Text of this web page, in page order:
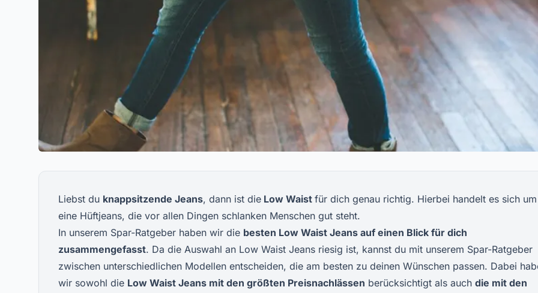
Liebst du knappsitzende Jeans, dann ist die Low Waist für dich genau richtig. Hierbei handelt es sich um
eine Hüftjeans, die vor allen Dingen schlanken Menschen gut steht.
In unserem Spar-Ratgeber haben wir die besten Low Waist Jeans auf einen Blick für dich
zusammengefasst. Da die Auswahl an Low Waist Jeans riesig ist, kannst du mit unserem Spar-Ratgeber
zwischen unterschiedlichen Modellen entscheiden, die am besten zu deinen Wünschen passen. Dabei
wir sowohl die Low Waist Jeans mit den größten Preisnachlässen berücksichtigt als auch die mit den